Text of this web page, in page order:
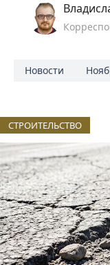
Новости
СТРОИТЕЛЬСТВО